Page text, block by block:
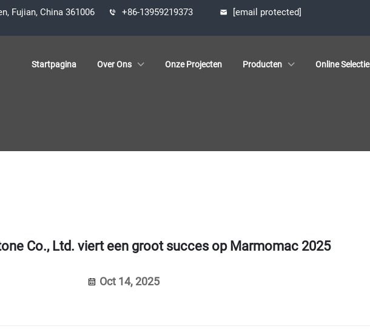
Fujian, China 361006 +86-13959219373 [email protected]
Startpagina Over Ons Onze Projecten Producten Online Selectie
Co., Ltd. viert een groot succes op Marmomac 2025
Oct 14, 2025